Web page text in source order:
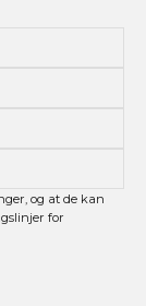
og at de kan
for